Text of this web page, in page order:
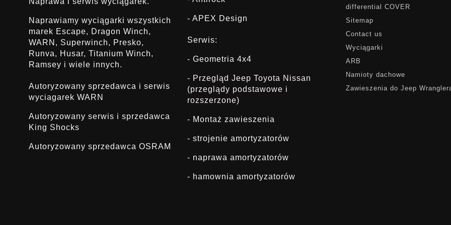
Naprawiamy wyciągarki wszystkich
marek Escape, Dragon Winch,
WARN, Superwinch, Presko,
Runva, Husar, Titanium Winch,
Ramsey i wiele innych.
Autoryzowany sprzedawca i serwis
wyciagarek WARN
Autoryzowany serwis i sprzedawca
King Shocks
Autoryzowany sprzedawca OSRAM
- APEX Design
Serwis:
- Geometria 4x4
- Przegląd Jeep Toyota Nissan
(przeglądy podstawowe i
rozszerzone)
- Montaż zawieszenia
- strojenie amortyzatorów
- naprawa amortyzatorów
- hamownia amortyzatorów
differential COVER
Sitemap
Contact us
Wyciągarki
ARB
Namioty dachowe
Zawieszenia do Jeep